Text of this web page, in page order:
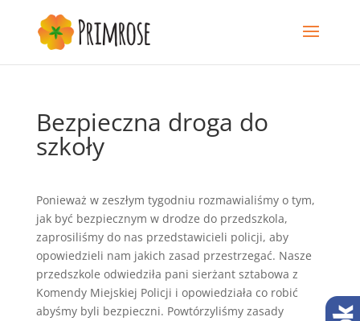
Bezpieczna droga do
szkoły
Ponieważ w zeszłym tygodniu rozmawialiśmy o tym,
jak być bezpiecznym w drodze do przedszkola,
zaprosiliśmy do nas przedstawicieli policji, aby
opowiedzieli nam jakich zasad przestrzegać. Nasze
przedszkole odwiedziła pani sierżant sztabowa z
Komendy Miejskiej Policji i opowiedziała co robić
abyśmy byli bezpieczni. Powtórzyliśmy zasady